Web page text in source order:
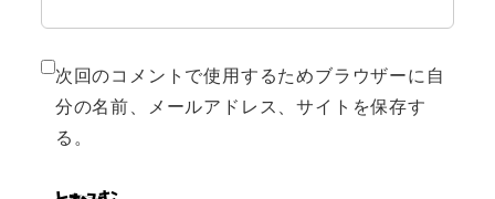
次回のコメントで使用するためブラウザーに自
分の名前、メールアドレス、サイトを保存す
る。